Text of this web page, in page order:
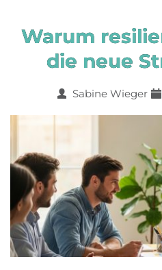
Warum
die neue
Sabine Wieger